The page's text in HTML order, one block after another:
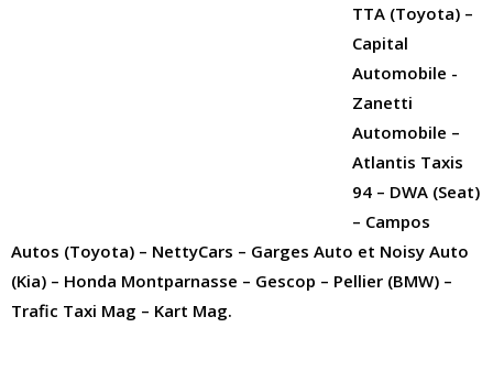
TTA (Toyota) –
Capital
Automobile -
Zanetti
Automobile –
Atlantis Taxis
94 – DWA (Seat)
– Campos
Autos (Toyota) – NettyCars – Garges Auto et Noisy Auto
(Kia) – Honda Montparnasse – Gescop – Pellier (BMW) –
Trafic Taxi Mag – Kart Mag.